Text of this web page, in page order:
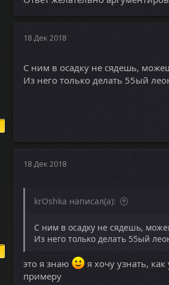
18 Дек 2018
С ним в осадку не сядешь,
Из него только делать 55ый
18 Дек 2018
krOshka написал(а):
С ним в осадку не сядешь,
Из него только делать 55ый
это я знаю
я хочу узнать,
примеру